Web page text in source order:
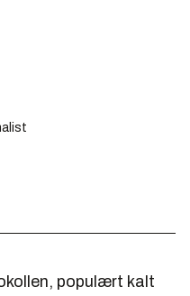
populært kalt